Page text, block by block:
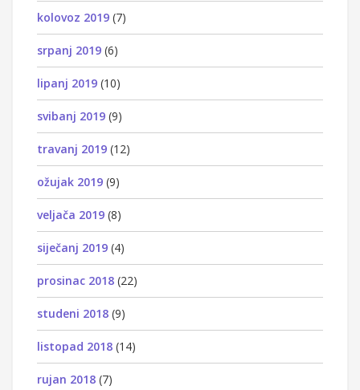
kolovoz 2019 (7)
srpanj 2019 (6)
lipanj 2019 (10)
svibanj 2019 (9)
travanj 2019 (12)
ožujak 2019 (9)
veljača 2019 (8)
siječanj 2019 (4)
prosinac 2018 (22)
studeni 2018 (9)
listopad 2018 (14)
rujan 2018 (7)